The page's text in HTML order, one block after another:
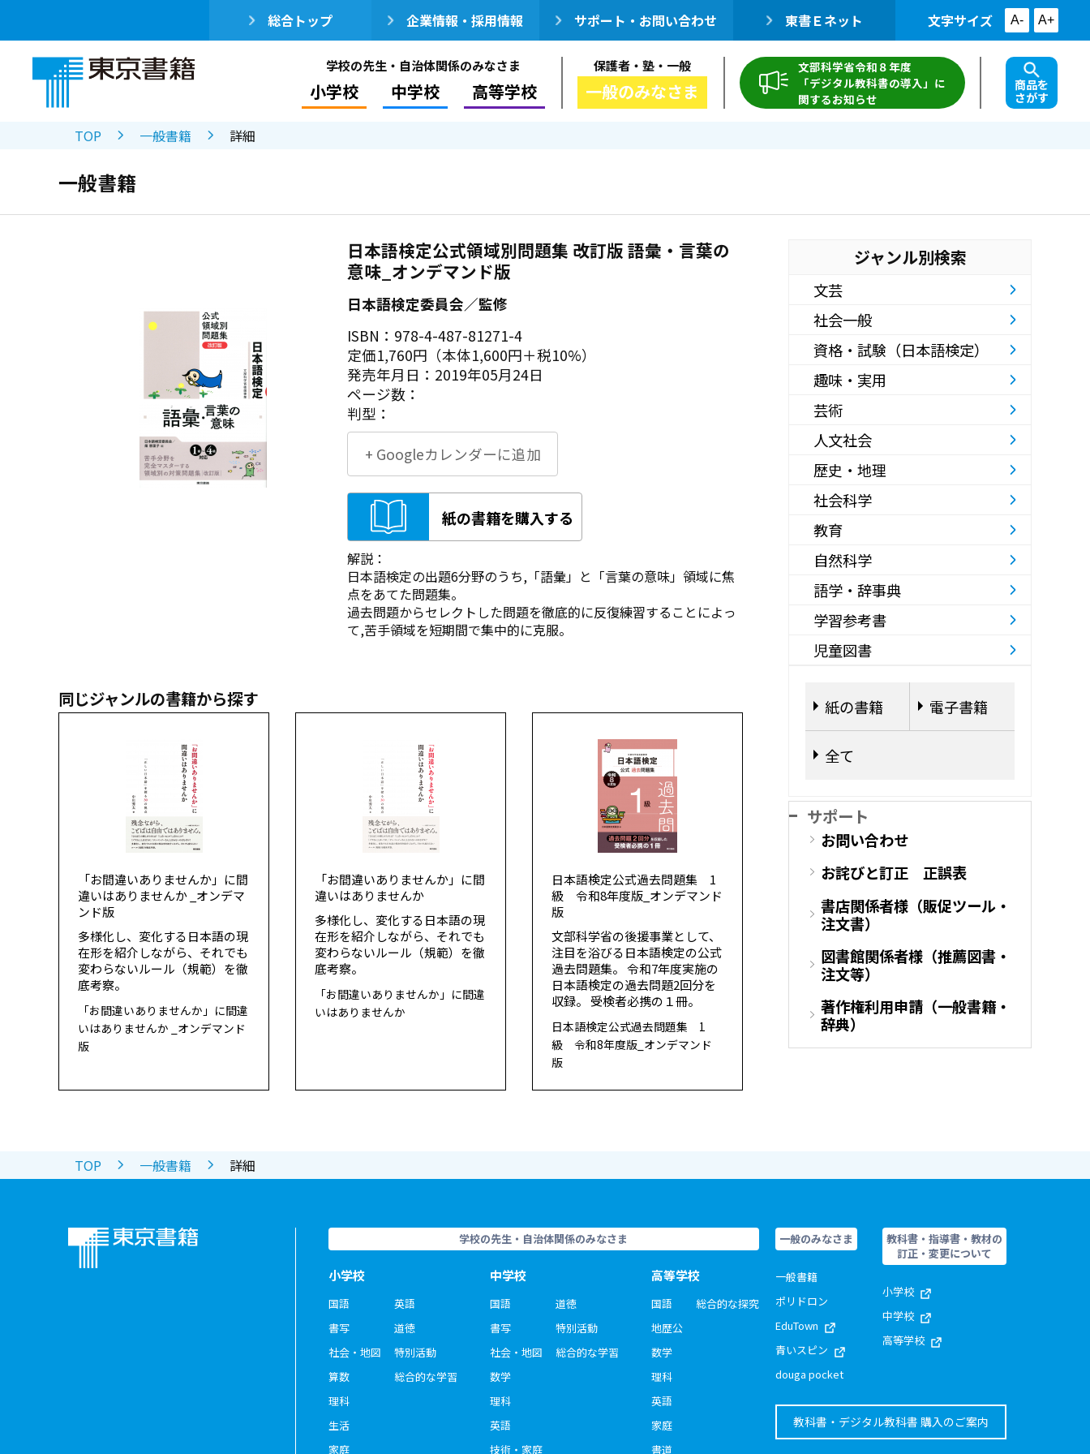
総合トップ 企業情報・採用情報 サポート・お問い合わせ 東書Ｅネット 文字サイズ A- A+
学校の先生・自治体関係のみなさま
小学校 中学校 高等学校
保護者・塾・一般
一般のみなさま
文部科学省令和８年度
「デジタル教科書の導入」に
関するお知らせ
商品を
さがす
TOP 一般書籍 詳細
一般書籍
日本語検定公式領域別問題集 改訂版 語彙・言葉の
意味_オンデマンド版
日本語検定委員会／監修
ISBN：978-4-487-81271-4
定価1,760円（本体1,600円＋税10%）
発売年月日：2019年05月24日
ページ数：
判型：
+ Googleカレンダーに追加
紙の書籍を購入する
解説：
日本語検定の出題6分野のうち,「語彙」と「言葉の意味」領域に焦
点をあてた問題集。
過去問題からセレクトした問題を徹底的に反復練習することによっ
て,苦手領域を短期間で集中的に克服。
同じジャンルの書籍から探す
「お間違いありませんか」に間
違いはありませんか _オンデマ
ンド版
多様化し、変化する日本語の現
在形を紹介しながら、それでも
変わらないルール（規範）を徹
底考察。
「お間違いありませんか」に間違
いはありませんか _オンデマンド
版
「お間違いありませんか」に間
違いはありませんか
多様化し、変化する日本語の現
在形を紹介しながら、それでも
変わらないルール（規範）を徹
底考察。
「お間違いありませんか」に間違
いはありませんか
日本語検定公式過去問題集 1
級 令和8年度版_オンデマンド
版
文部科学省の後援事業として、
注目を浴びる日本語検定の公式
過去問題集。 令和7年度実施の
日本語検定の過去問題2回分を
収録。 受検者必携の１冊。
日本語検定公式過去問題集 1
級 令和8年度版_オンデマンド
版
ジャンル別検索
文芸
社会一般
資格・試験（日本語検定）
趣味・実用
芸術
人文社会
歴史・地理
社会科学
教育
自然科学
語学・辞事典
学習参考書
児童図書
紙の書籍 電子書籍
全て
サポート
お問い合わせ
お詫びと訂正 正誤表
書店関係者様（販促ツール・
注文書）
図書館関係者様（推薦図書・
注文等）
著作権利用申請（一般書籍・
辞典）
TOP 一般書籍 詳細
学校の先生・自治体関係のみなさま
小学校
国語
書写
社会・地図
算数
理科
生活
家庭
英語
道徳
特別活動
総合的な学習
中学校
国語
書写
社会・地図
数学
理科
英語
技術・家庭
道徳
特別活動
総合的な学習
高等学校
国語
地歴公
数学
理科
英語
家庭
書道
総合的な探究
一般のみなさま
一般書籍
ポリドロン
EduTown
青いスピン
douga pocket
教科書・指導書・教材の
訂正・変更について
小学校
中学校
高等学校
教科書・デジタル教科書 購入のご案内